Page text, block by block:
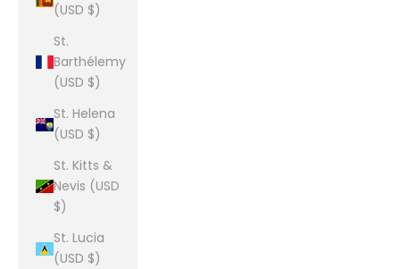
(USD $)
St.
Barthélemy
(USD $)
St. Helena
(USD $)
St. Kitts &
Nevis (USD
$)
St. Lucia
(USD $)